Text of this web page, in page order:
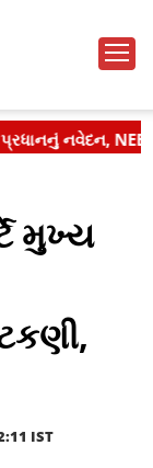
મુખ્ય
IST